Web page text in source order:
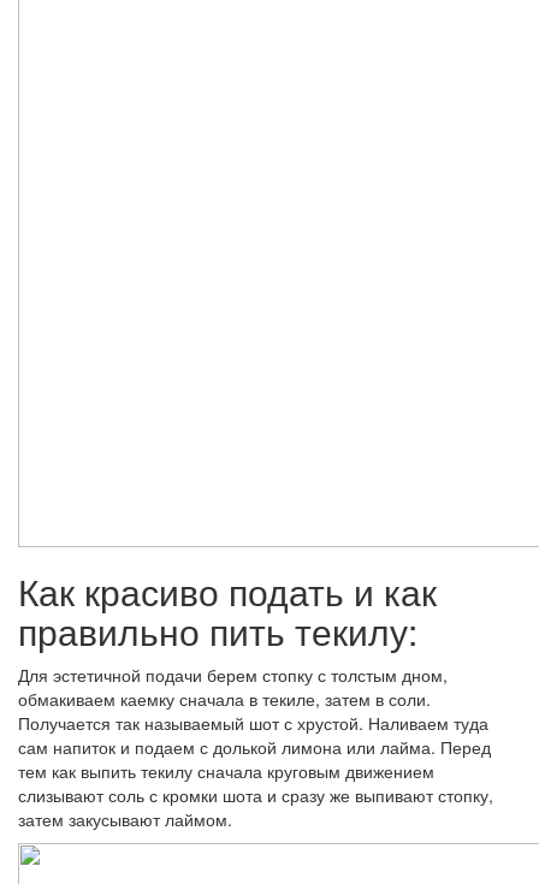
Как красиво подать и как
правильно пить текилу:
Для эстетичной подачи берем стопку с толстым дном,
обмакиваем каемку сначала в текиле, затем в соли.
Получается так называемый шот с хрустой. Наливаем туда
сам напиток и подаем с долькой лимона или лайма. Перед
тем как выпить текилу сначала круговым движением
слизывают соль с кромки шота и сразу же выпивают стопку,
затем закусывают лаймом.